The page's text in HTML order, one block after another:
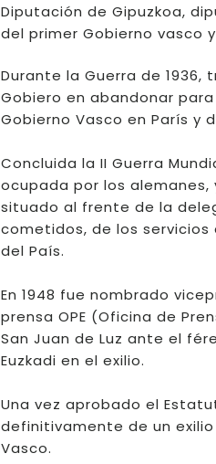
Diputación de Gipuzkoa,
del primer Gobierno vasco
Durante la Guerra de
Gobiero en abandonar
Gobierno Vasco en París y
Concluida la II Guerra
ocupada por los alemanes,
situado al frente de la
cometidos, de los
del País.
En 1948 fue nombrado
prensa OPE (Oficina de
San Juan de Luz ante el
Euzkadi en el exilio.
Una vez aprobado el
definitivamente de un
Vasco.